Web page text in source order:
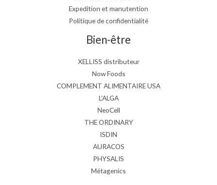
Expedition et manutention
Politique de confidentialité
Bien-être
XELLISS distributeur
Now Foods
COMPLEMENT ALIMENTAIRE USA
L’ALGA
NeoCell
THE ORDINARY
ISDIN
AURACOS
PHYSALIS
Métagenics